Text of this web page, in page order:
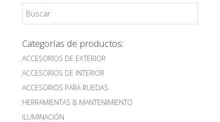
Categorías de productos:
ACCESORIOS DE EXTERIOR
ACCESORIOS DE INTERIOR
ACCESORIOS PARA RUEDAS
HERRAMIENTAS & MANTENIMIENTO
ILUMINACIÓN